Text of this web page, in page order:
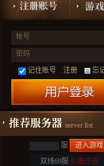
帐号
密码
记住账号 注册 忘
服
进入游戏
双线69服 火爆开启